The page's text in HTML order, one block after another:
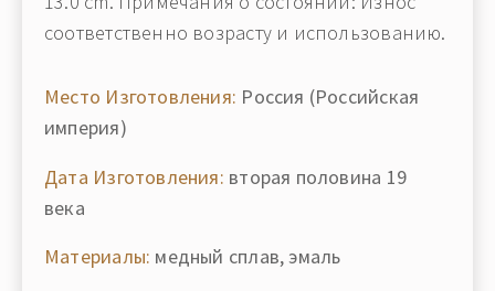
соответственно возрасту и использованию.
Место Изготовления: Россия (Российская
империя)
Дата Изготовления: вторая половина 19
века
Материалы: медный сплав, эмаль